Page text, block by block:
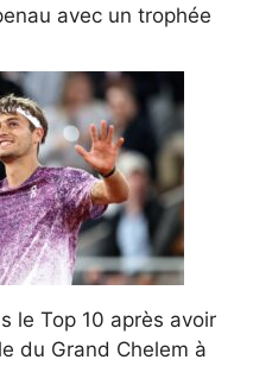
avec un trophée
le Top 10 après avoir
du Grand Chelem à